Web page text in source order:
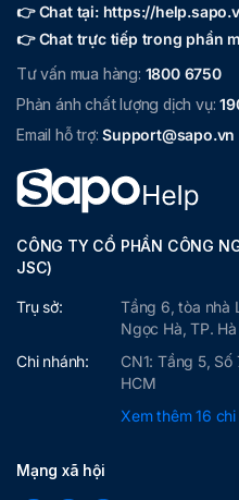
👉 Chat tại: https://
👉 Chat trực tiếp trong phần
Tư vấn mua hàng: 1800 6750
Phản ánh chất lượng dịch vụ:
Email hỗ trợ:Support@sapo.vn
CÔNG TY CỔ PHẦN CÔNG
JSC)
Trụ sở:
Tầng 6, tòa nhà
Ngọc Hà, TP.
Chi nhánh:
CN1: Tầng 5,
HCM
Xem thêm 16
Mạng xã hội